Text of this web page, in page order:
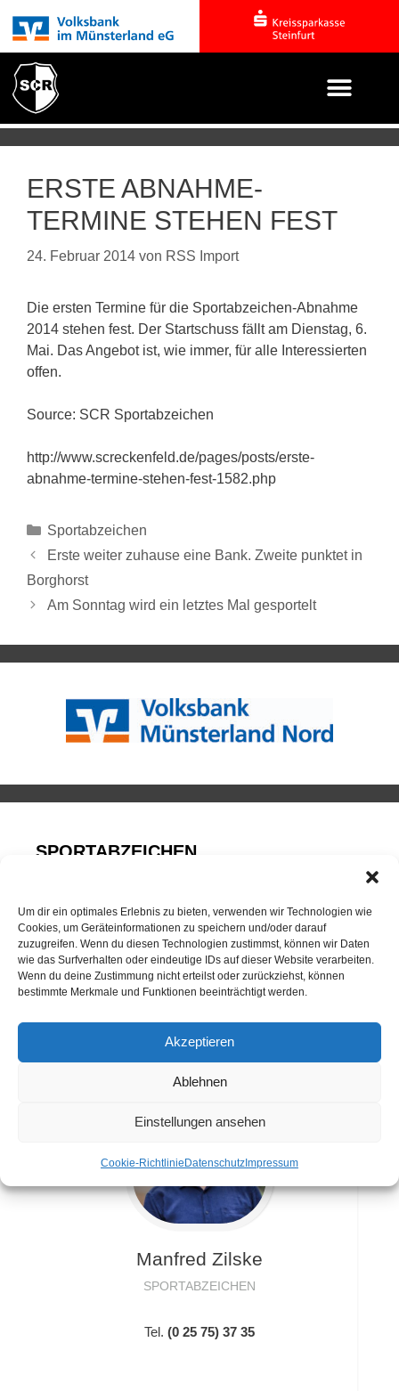
Um dir ein optimales Erlebnis zu bieten, verwenden wir Technologien wie
Cookies, um Geräteinformationen zu speichern und/oder darauf
zuzugreifen. Wenn du diesen Technologien zustimmst, können wir Daten
wie das Surfverhalten oder eindeutige IDs auf dieser Website verarbeiten.
Wenn du deine Zustimmung nicht erteilst oder zurückziehst, können
bestimmte Merkmale und Funktionen beeinträchtigt werden.
Akzeptieren
Ablehnen
Einstellungen ansehen
Cookie-RichtlinieDatenschutzImpressum
ERSTE ABNAHME-
TERMINE STEHEN FEST
24. Februar 2014 von RSS Import
Die ersten Termine für die Sportabzeichen-Abnahme
2014 stehen fest. Der Startschuss fällt am Dienstag, 6.
Mai. Das Angebot ist, wie immer, für alle Interessierten
offen.
Source: SCR Sportabzeichen
http://www.screckenfeld.de/pages/posts/erste-
abnahme-termine-stehen-fest-1582.php
Sportabzeichen
Erste weiter zuhause eine Bank. Zweite punktet in
Borghorst
Am Sonntag wird ein letztes Mal gesportelt
SPORTABZEICHEN
Sportabzeichen
ANSPRECHPARTNER
Manfred Zilske
SPORTABZEICHEN
Tel. (0 25 75) 37 35